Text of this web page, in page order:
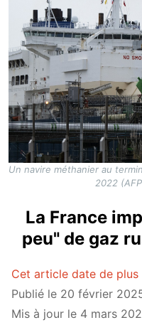
Un navire méthanier au
2022
La France
peu" de gaz
Cet article date de plus
Publié le 20 février
Mis à jour le 4 mars